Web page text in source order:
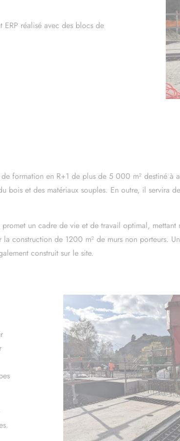
réalisé avec des blocs de
formation en R+1 de plus de 5 000 m² destiné à
et des matériaux souples. En outre, il servira
un cadre de vie et de travail optimal, mettant
construction de 1200 m² de murs non porteurs.
construit sur le site.
control over what you want to